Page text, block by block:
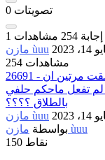
0 تصويتات
1 إجابة 254 مشاهدات
مازن ùuu
2023
254 مشاهدات
26691 - حصل شجار بيني وبين زوجتي فحرمت وطلقت مرتين ان
لم تفعل ماحكم حلفي
بالطلاق ؟؟؟؟
مازن ùuu
2023
بواسطة مازن ùuu
150 نقاط